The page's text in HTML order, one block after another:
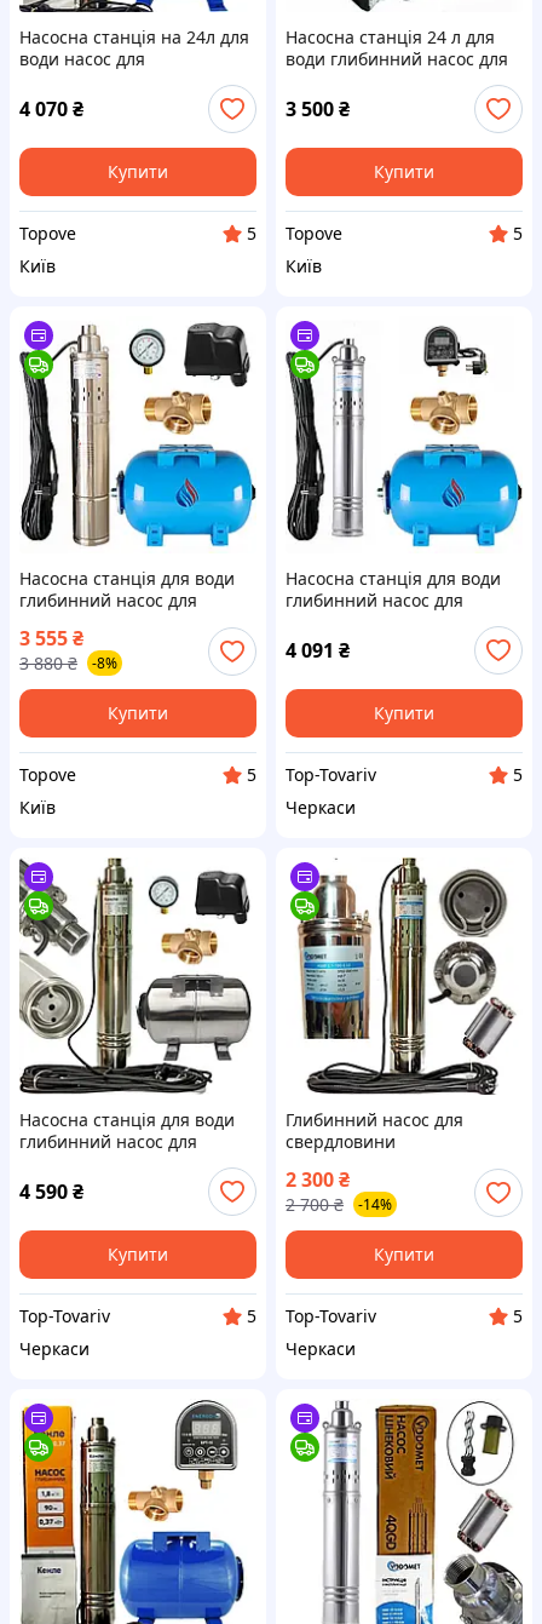
Насосна станція на 24л для
води насос для
Kenle 4 QGDa 0.55
шнековий з реле EPT-15
4 070₴
Купити
Topove
5
Київ
Насосна станція 24 л для
води глибинний насос для
занурювальний шнековий
в колодязь ROSA 4 QGDa
0.37
3 500₴
Купити
Topove
5
Київ
Насосна станція для води
глибинний насос для
скважини в колодязь 4 QGD
0.37 кВт
3 555₴
3 880 ₴ -8%
Купити
Topove
5
Київ
Насосна станція для води
глибинний насос для
свердловини заглибної в
колодязі шнековий Vomdet
4 QGD 0.55 кВт EPT
4 091 ₴
Купити
Top-Tovariv
5
Черкаси
Насосна станція для води
глибинний насос для
занурювальний шнековий
Кенле в колодязь Kenle 4
QGDa 0.37
4 590₴
Купити
Top-Tovariv
5
Черкаси
Глибинний насос для
свердловини
занурювальний шнековий
в колодязь Vodomet 4 QGD
2.1-100-0.55 кВт
2 300₴
2 700 ₴ -14%
Купити
Top-Tovariv
5
Черкаси